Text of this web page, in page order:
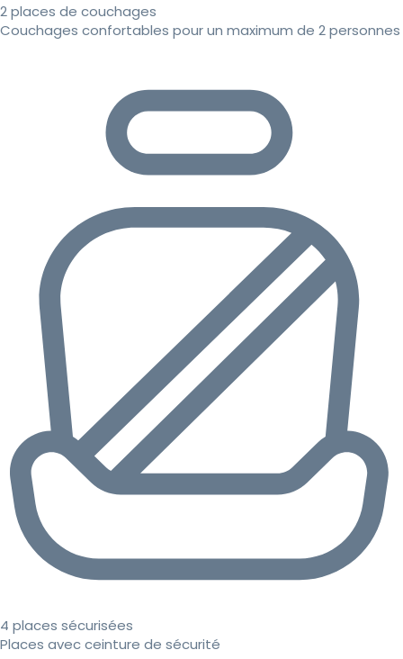
2 places de couchages
Couchages confortables pour un maximum de 2 personnes
4 places sécurisées
Places avec ceinture de sécurité